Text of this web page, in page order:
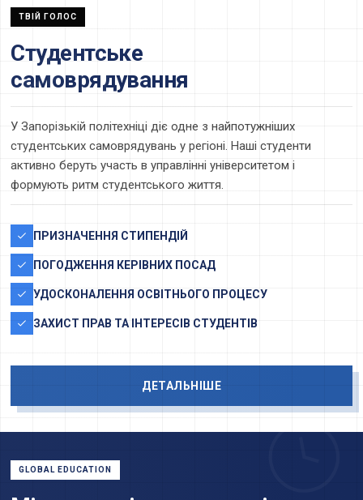
Студентське
самоврядування
У Запорізькій політехніці діє одне з найпотужніших
студентських самоврядувань у регіоні. Наші студенти
активно беруть участь в управлінні університетом і
формують ритм студентського життя.
ПРИЗНАЧЕННЯ СТИПЕНДІЙ
ПОГОДЖЕННЯ КЕРІВНИХ ПОСАД
УДОСКОНАЛЕННЯ ОСВІТНЬОГО ПРОЦЕСУ
ЗАХИСТ ПРАВ ТА ІНТЕРЕСІВ СТУДЕНТІВ
ДЕТАЛЬНІШЕ